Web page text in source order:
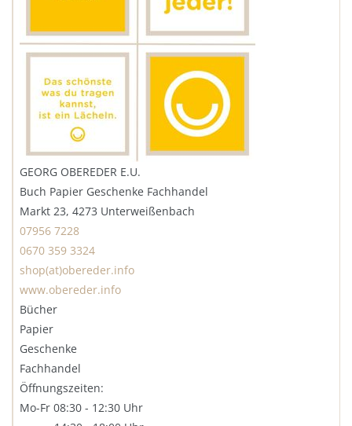
GEORG OBEREDER E.U.
Buch Papier Geschenke Fachhandel
Markt 23, 4273 Unterweißenbach
07956 7228
0670 359 3324
shop(at)obereder.info
www.obereder.info
Bücher
Papier
Geschenke
Fachhandel
Öffnungszeiten:
Mo-Fr 08:30 - 12:30 Uhr